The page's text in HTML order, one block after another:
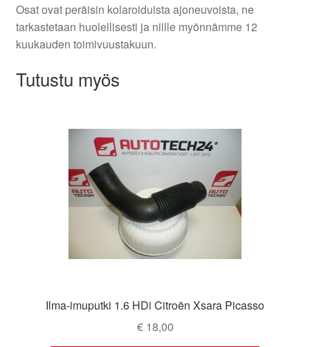
Osat ovat peräisin kolaroiduista ajoneuvoista, ne
tarkastetaan huolellisesti ja niille myönnämme 12
kuukauden toimivuustakuun.
Tutustu myös
Ilma-imuputki 1.6 HDi Citroën Xsara Picasso
€18,00